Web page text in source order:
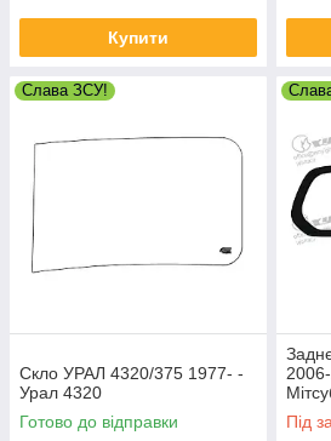
Купити
Слава ЗСУ!
Скло УРАЛ 4320/375 1977- -
Урал 4320
Готово до відправки
2006-
Під